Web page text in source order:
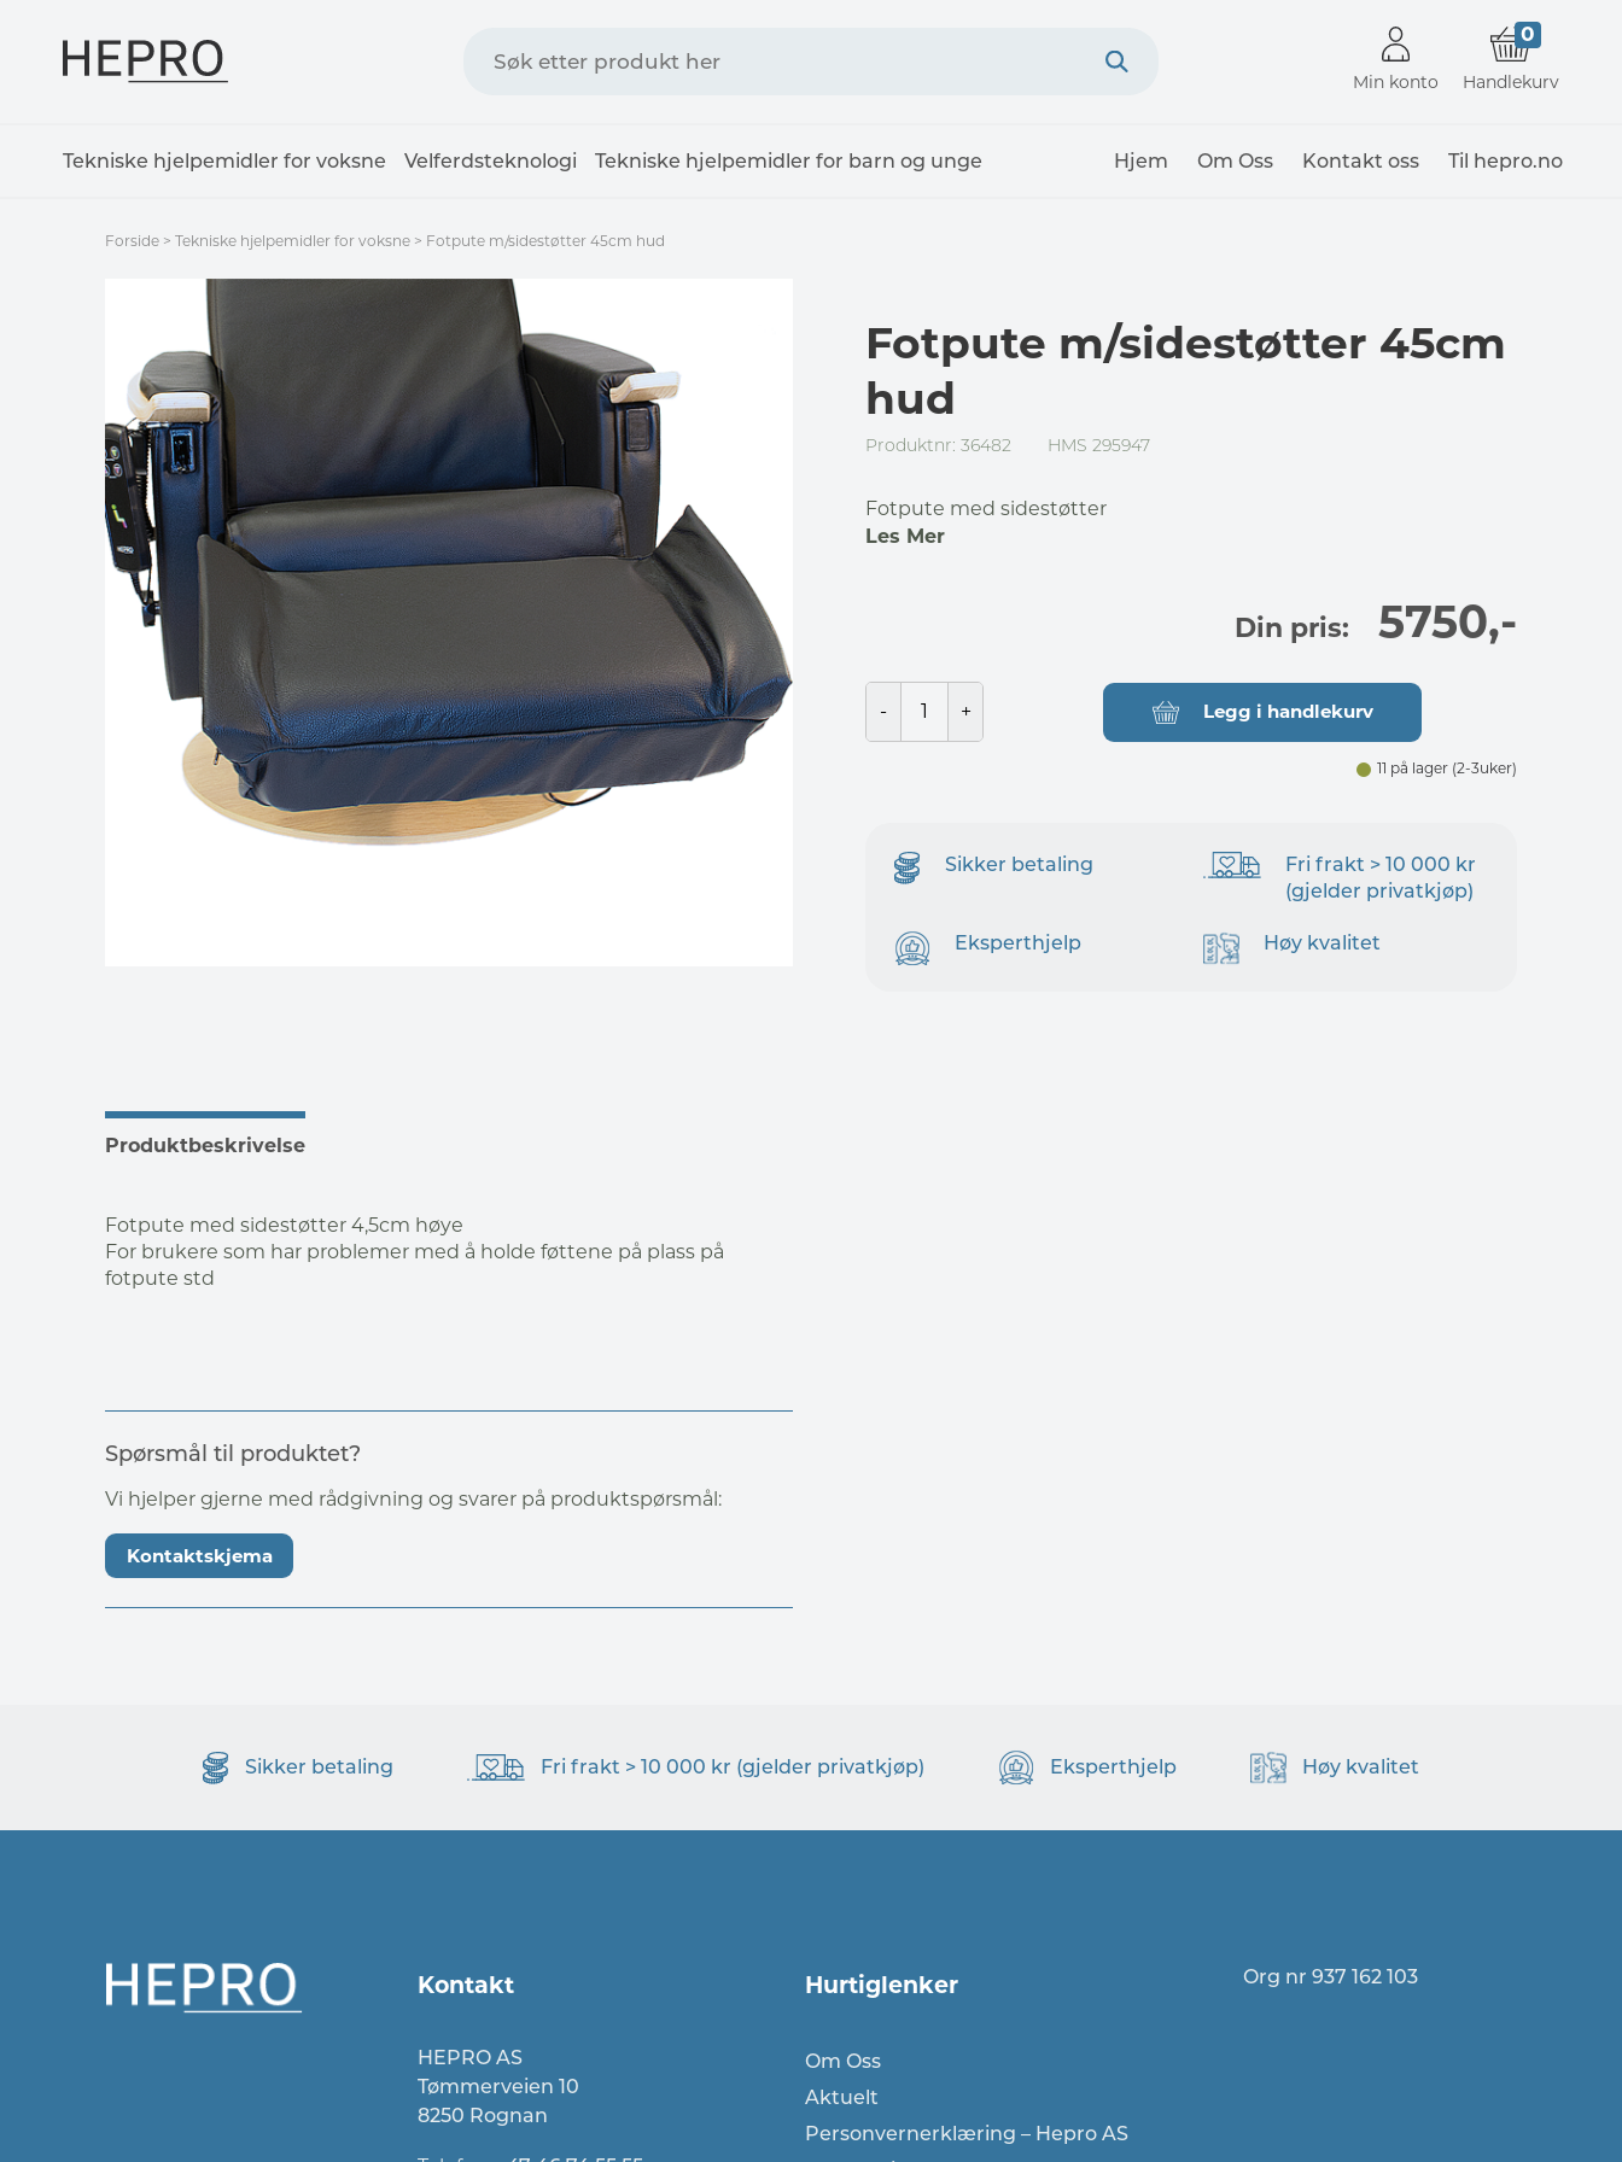
Min konto
0
Handlekurv
Tekniske hjelpemidler for voksne Velferdsteknologi Tekniske hjelpemidler for barn og unge Hjem Om Oss Kontakt oss Til hepro.no
Forside > Tekniske hjelpemidler for voksne > Fotpute m/sidestøtter 45cm hud
Fotpute m/sidestøtter 45cm
hud
Produktnr: 36482 HMS 295947
Fotpute med sidestøtter
Les Mer
Din pris: 5750,-
Legg i handlekurv
11 på lager (2-3uker)
Sikker betaling
Fri frakt > 10 000 kr
(gjelder privatkjøp)
Eksperthjelp Høy kvalitet
Produktbeskrivelse
Fotpute med sidestøtter 4,5cm høye
For brukere som har problemer med å holde føttene på plass på
fotpute std
Spørsmål til produktet?
Vi hjelper gjerne med rådgivning og svarer på produktspørsmål:
Kontaktskjema
Sikker betaling Fri frakt > 10 000 kr (gjelder privatkjøp) Eksperthjelp Høy kvalitet
Kontakt
HEPRO AS
Tømmerveien 10
8250 Rognan
Hurtiglenker
Om Oss
Aktuelt
Personvernerklæring – Hepro AS
Org nr 937 162 103